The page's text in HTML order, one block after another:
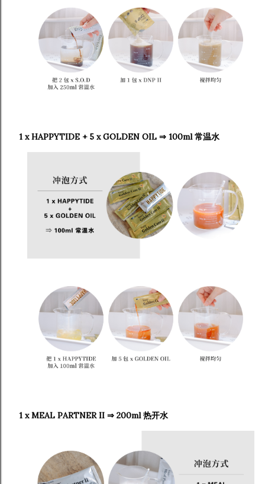
1 x HAPPYTIDE + 5 x GOLDEN OIL ⇒ 100ml 常温水
1 x MEAL PARTNER II ⇒ 200ml 热开水